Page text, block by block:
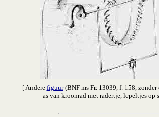
[ Andere figuur(BNF ms Fr. 13039, f. 158,
as van kroonrad met radertje, lepeltjes op